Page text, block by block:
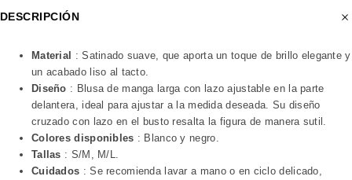
DESCRIPCIÓN
Material : Satinado suave, que aporta un toque de brillo elegante y
un acabado liso al tacto.
Diseño : Blusa de manga larga con lazo ajustable en la parte
delantera, ideal para ajustar a la medida deseada. Su diseño
cruzado con lazo en el busto resalta la figura de manera sutil.
Colores disponibles : Blanco y negro.
Tallas : S/M, M/L.
Cuidados : Se recomienda lavar a mano o en ciclo delicado,